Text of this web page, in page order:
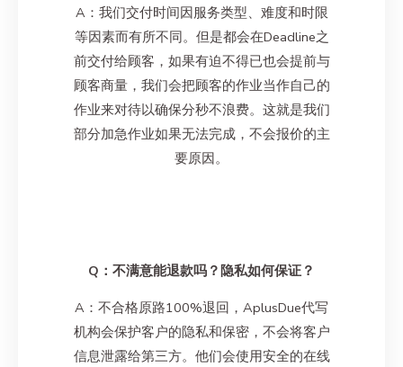
A：我们交付时间因服务类型、难度和时限
等因素而有所不同。但是都会在Deadline之
前交付给顾客，如果有迫不得已也会提前与
顾客商量，我们会把顾客的作业当作自己的
作业来对待以确保分秒不浪费。这就是我们
部分加急作业如果无法完成，不会报价的主
要原因。
Q：不满意能退款吗？隐私如何保证？
A：不合格原路100%退回，AplusDue代写
机构会保护客户的隐私和保密，不会将客户
信息泄露给第三方。他们会使用安全的在线